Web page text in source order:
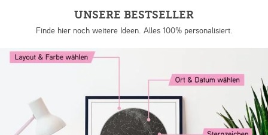
UNSERE BESTSELLER
Finde hier noch weitere Ideen. Alles 100% personalisiert.